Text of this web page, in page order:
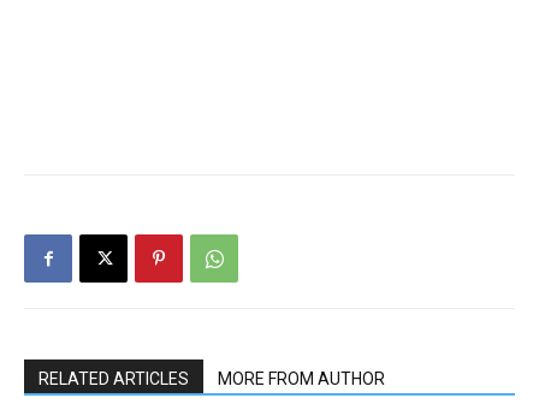
RELATED ARTICLES MORE FROM AUTHOR